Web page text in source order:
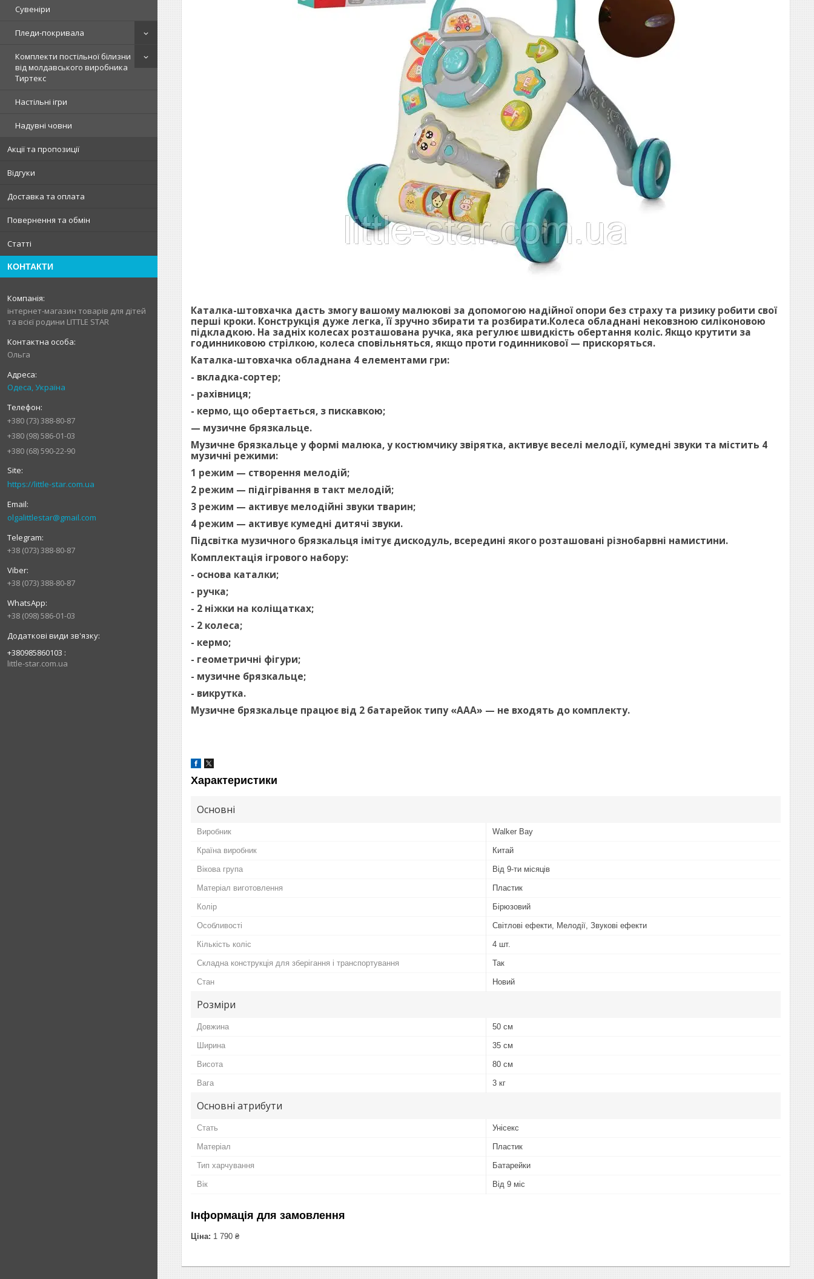
Сувеніри
Пледи-покривала
Комплекти постільної білизни
від молдавського виробника
Тиртекс
Настільні ігри
Надувні човни
Акції та пропозиції
Відгуки
Доставка та оплата
Повернення та обмін
Статті
КОНТАКТИ
інтернет-магазин товарів для дітей
та всієї родини LITTLE STAR
Ольга
Одеса, Україна
+380 (73) 388-80-87
+380 (98) 586-01-03
+380 (68) 590-22-90
https://little-star.com.ua
olgalittlestar@gmail.com
+38 (073) 388-80-87
+38 (073) 388-80-87
+38 (098) 586-01-03
+380985860103
little-star.com.ua
Каталка-штовхачка дасть змогу вашому малюкові за допомогою надійної опори без страху та ризику робити свої
перші кроки. Конструкція дуже легка, її зручно збирати та розбирати.Колеса обладнані нековзною силіконовою
підкладкою. На задніх колесах розташована ручка, яка регулює швидкість обертання коліс. Якщо крутити за
годинниковою стрілкою, колеса сповільняться, якщо проти годинникової — прискоряться.
Каталка-штовхачка обладнана 4 елементами гри:
- вкладка-сортер;
- рахівниця;
- кермо, що обертається, з пискавкою;
— музичне брязкальце.
Музичне брязкальце у формі малюка, у костюмчику звірятка, активує веселі мелодії, кумедні звуки та містить 4
музичні режими:
1 режим — створення мелодій;
2 режим — підігрівання в такт мелодій;
3 режим — активує мелодійні звуки тварин;
4 режим — активує кумедні дитячі звуки.
Підсвітка музичного брязкальця імітує дискодуль, всередині якого розташовані різнобарвні намистини.
Комплектація ігрового набору:
- основа каталки;
- ручка;
- 2 ніжки на коліщатках;
- 2 колеса;
- кермо;
- геометричні фігури;
- музичне брязкальце;
- викрутка.
Музичне брязкальце працює від 2 батарейок типу «ААА» — не входять до комплекту.
Характеристики
Основні
Виробник Walker Bay
Країна виробник Китай
Вікова група Від 9-ти місяців
Матеріал виготовлення Пластик
Колір Бірюзовий
Особливості Світлові ефекти, Мелодії, Звукові ефекти
Кількість коліс 4 шт.
Складна конструкція для зберігання і транспортування Так
Стан Новий
Розміри
Довжина 50 см
Ширина 35 см
Висота 80 см
Вага 3 кг
Основні атрибути
Стать Унісекс
Матеріал Пластик
Тип харчування Батарейки
Вік Від 9 міс
Інформація для замовлення
Ціна: 1 790 ₴